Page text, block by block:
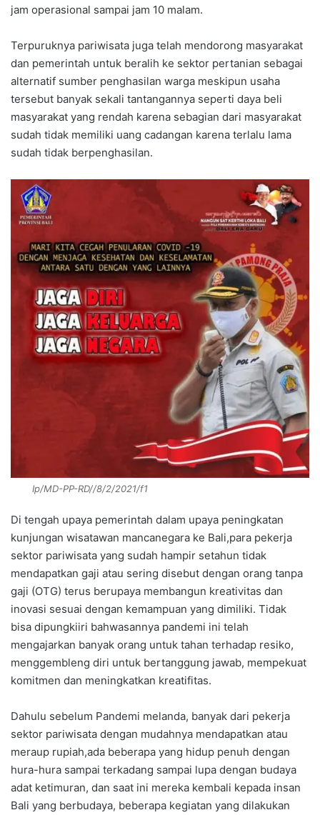
jam operasional sampai jam 10 malam.
Terpuruknya pariwisata juga telah mendorong masyarakat
dan pemerintah untuk beralih ke sektor pertanian sebagai
alternatif sumber penghasilan warga meskipun usaha
tersebut banyak sekali tantangannya seperti daya beli
masyarakat yang rendah karena sebagian dari masyarakat
sudah tidak memiliki uang cadangan karena terlalu lama
sudah tidak berpenghasilan.
Ip/MD-PP-RD//8/2/2021/f1
Di tengah upaya pemerintah dalam upaya peningkatan
kunjungan wisatawan mancanegara ke Bali,para pekerja
sektor pariwisata yang sudah hampir setahun tidak
mendapatkan gaji atau sering disebut dengan orang tanpa
gaji (OTG) terus berupaya membangun kreativitas dan
inovasi sesuai dengan kemampuan yang dimiliki. Tidak
bisa dipungkiiri bahwasannya pandemi ini telah
mengajarkan banyak orang untuk tahan terhadap resiko,
menggembleng diri untuk bertanggung jawab, mempekuat
komitmen dan meningkatkan kreatifitas.
Dahulu sebelum Pandemi melanda, banyak dari pekerja
sektor pariwisata dengan mudahnya mendapatkan atau
meraup rupiah,ada beberapa yang hidup penuh dengan
hura-hura sampai terkadang sampai lupa dengan budaya
adat ketimuran, dan saat ini mereka kembali kepada insan
Bali yang berbudaya, beberapa kegiatan yang dilakukan